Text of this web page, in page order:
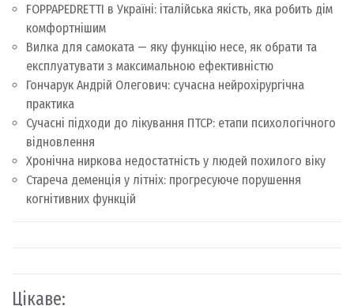
FOPPAPEDRETTI в Україні: італійська якість, яка робить дім
комфортнішим
Вилка для самоката — яку функцію несе, як обрати та
експлуатувати з максимальною ефективністю
Гончарук Андрій Олегович: сучасна нейрохірургічна
практика
Сучасні підходи до лікування ПТСР: етапи психологічного
відновлення
Хронічна ниркова недостатність у людей похилого віку
Стареча деменція у літніх: прогресуюче порушення
когнітивних функцій
Цікаве: